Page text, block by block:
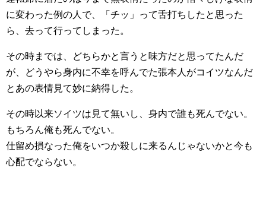
に変わった例の人で、「チッ」って舌打ちしたと思った
ら、去って行ってしまった。
その時までは、どちらかと言うと味方だと思ってたんだ
が、どうやら身内に不幸を呼んでた張本人がコイツなんだ
とあの表情見て妙に納得した。
その時以来ソイツは見て無いし、身内で誰も死んでない。
もちろん俺も死んでない。
仕留め損なった俺をいつか殺しに来るんじゃないかと今も
心配でならない。